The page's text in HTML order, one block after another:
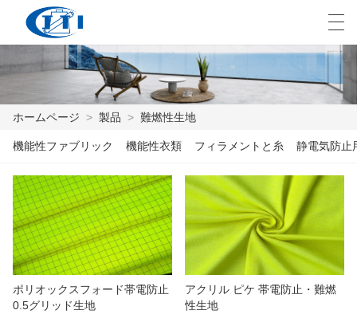
ホームページ
製品
カスタマイズ
私たちについて
ニュース
العربية česky Deutsch
ホームページ > 製品 > 難燃性生地
機能性ファブリック 機能性衣類 フィラメントと糸 静電気防止
ポリオックスフォード帯電防止
0.5グリッド生地
アクリル ピケ 帯電防止・難燃
性生地